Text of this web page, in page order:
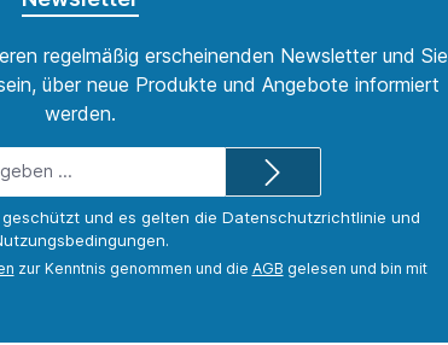
regelmäßig erscheinenden Newsletter und Sie
über neue Produkte und Angebote informiert
werden.
Mail-
Adresse*
und es gelten die Datenschutzrichtlinie und
.
zur Kenntnis genommen und die AGB gelesen und bin mit